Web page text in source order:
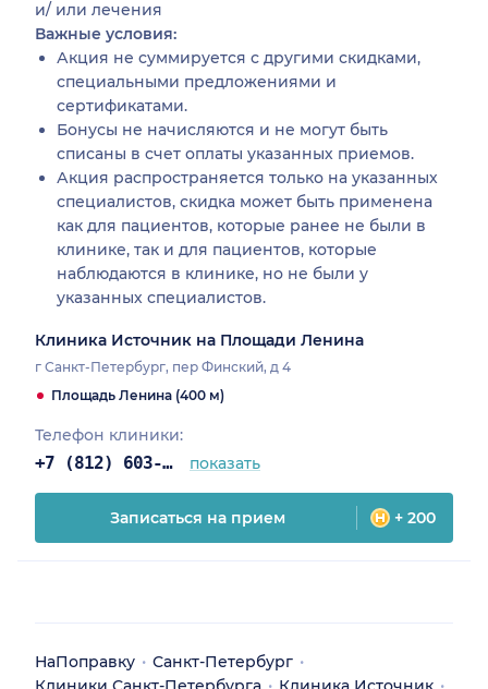
и/ или лечения
Важные условия:
Акция не суммируется с другими скидками,
специальными предложениями и
сертификатами.
Бонусы не начисляются и не могут быть
списаны в счет оплаты указанных приемов.
Акция распространяется только на указанных
специалистов, скидка может быть применена
как для пациентов, которые ранее не были в
клинике, так и для пациентов, которые
наблюдаются в клинике, но не были у
указанных специалистов.
Клиника Источник на Площади Ленина
г Санкт-Петербург, пер Финский, д 4
Площадь Ленина (400 м)
Телефон клиники:
+7 (812) 603-67-84 показать
Записаться на прием + 200
НаПоправку
Санкт-Петербург